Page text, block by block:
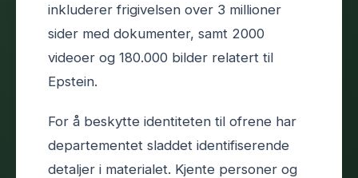
inkluderer frigivelsen over 3 millioner
sider med dokumenter, samt 2000
videoer og 180.000 bilder relatert til
Epstein.
For å beskytte identiteten til ofrene har
departementet sladdet identifiserende
detaljer i materialet. Kjente personer og